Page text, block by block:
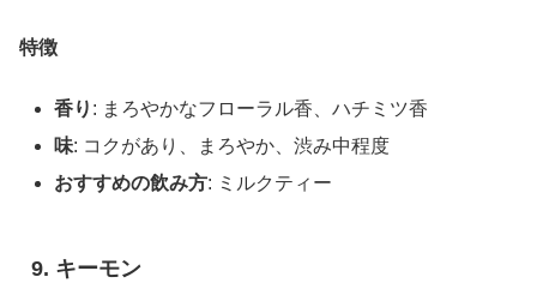
特徴
香り : まろやかなフローラル香、ハチミツ香
味: コクがあり、まろやか、渋み中程度
おすすめの飲み方: ミルクティー
9. キーモン